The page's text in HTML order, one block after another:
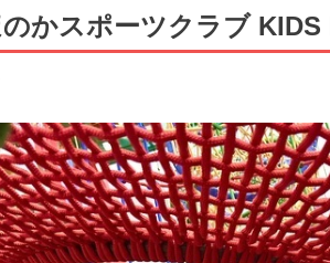
かスポーツクラブ KIDS